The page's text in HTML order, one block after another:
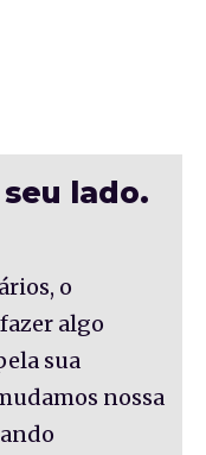
lado.
o
algo
sua
nossa